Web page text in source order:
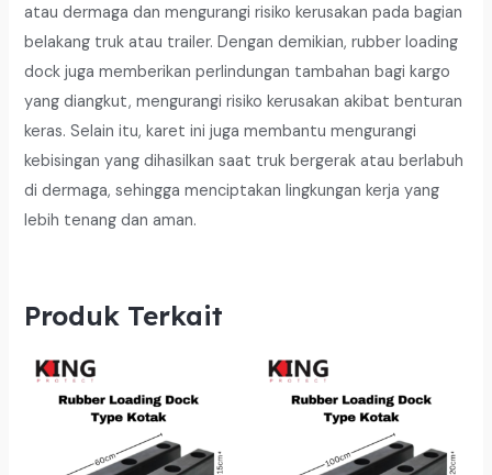
atau dermaga dan mengurangi risiko kerusakan pada bagian
belakang truk atau trailer. Dengan demikian, rubber loading
dock juga memberikan perlindungan tambahan bagi kargo
yang diangkut, mengurangi risiko kerusakan akibat benturan
keras. Selain itu, karet ini juga membantu mengurangi
kebisingan yang dihasilkan saat truk bergerak atau berlabuh
di dermaga, sehingga menciptakan lingkungan kerja yang
lebih tenang dan aman.
Produk Terkait